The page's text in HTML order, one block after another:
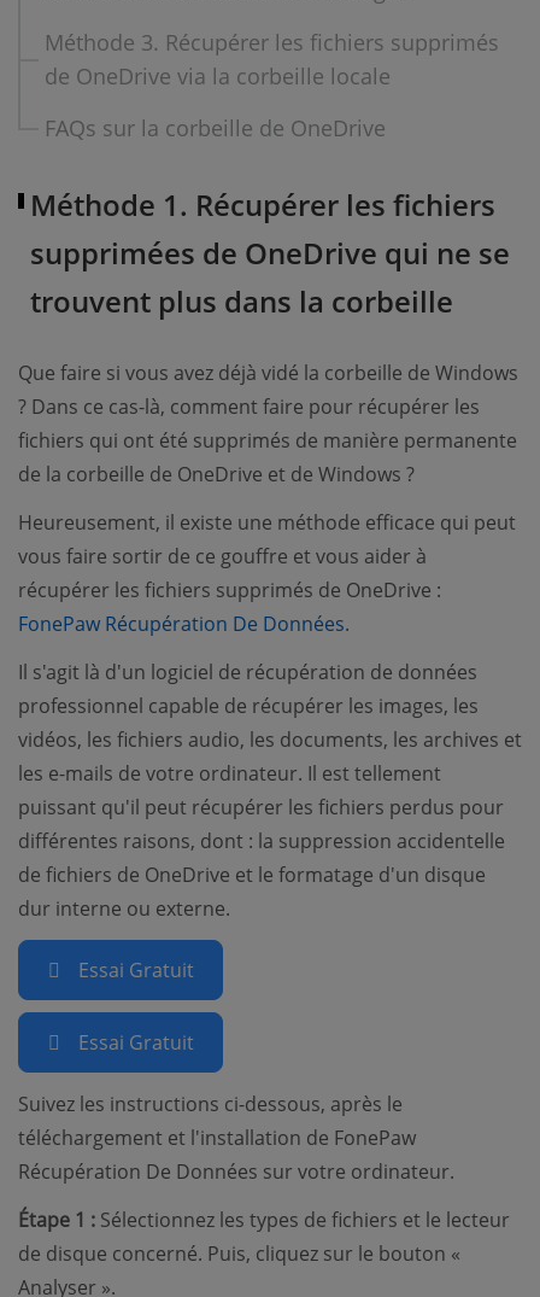
Méthode 3. Récupérer les fichiers supprimés
de OneDrive via la corbeille locale
FAQs sur la corbeille de OneDrive
Méthode 1. Récupérer les fichiers
supprimées de OneDrive qui ne se
trouvent plus dans la corbeille
Que faire si vous avez déjà vidé la corbeille de Windows
? Dans ce cas-là, comment faire pour récupérer les
fichiers qui ont été supprimés de manière permanente
de la corbeille de OneDrive et de Windows ?
Heureusement, il existe une méthode efficace qui peut
vous faire sortir de ce gouffre et vous aider à
récupérer les fichiers supprimés de OneDrive :
FonePaw Récupération De Données.
Il s'agit là d'un logiciel de récupération de données
professionnel capable de récupérer les images, les
vidéos, les fichiers audio, les documents, les archives et
les e-mails de votre ordinateur. Il est tellement
puissant qu'il peut récupérer les fichiers perdus pour
différentes raisons, dont : la suppression accidentelle
de fichiers de OneDrive et le formatage d'un disque
dur interne ou externe.
Essai Gratuit
Essai Gratuit
Suivez les instructions ci-dessous, après le
téléchargement et l'installation de FonePaw
Récupération De Données sur votre ordinateur.
Étape 1 : Sélectionnez les types de fichiers et le lecteur
de disque concerné. Puis, cliquez sur le bouton «
Analyser ».